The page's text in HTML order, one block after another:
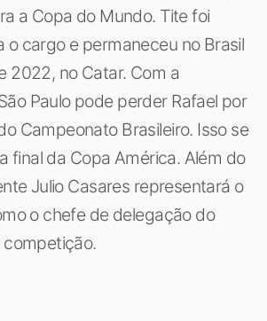
a Copa do Mundo. Tite foi
o cargo e permaneceu no Brasil
2022, no Catar. Com a
Paulo pode perder Rafael por
Campeonato Brasileiro. Isso se
final da Copa América. Além do
Julio Casares representará o
o chefe de delegação do
competição.